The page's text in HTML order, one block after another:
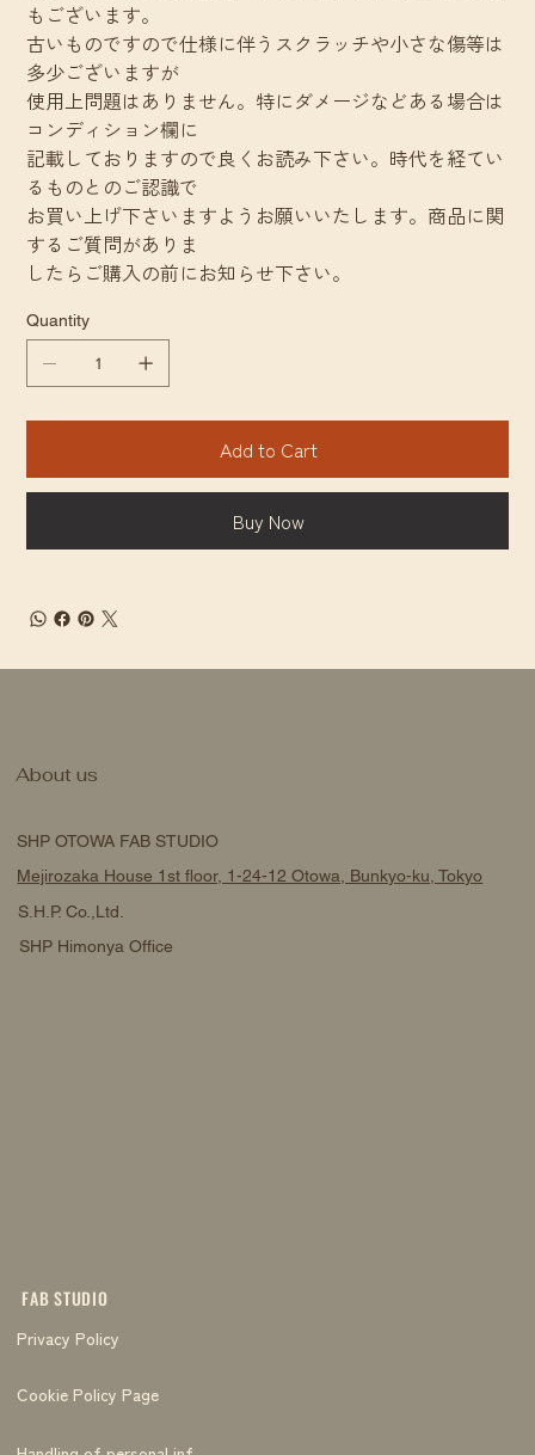
もございます。
古いものですので仕様に伴うスクラッチや小さな傷等は
多少ございますが
使用上問題はありません。特にダメージなどある場合は
コンディション欄に
記載しておりますので良くお読み下さい。時代を経てい
るものとのご認識で
お買い上げ下さいますようお願いいたします。商品に関
するご質問がありま
したらご購入の前にお知らせ下さい。
Quantity
Add to Cart
Buy Now
FAB STUDIO
Privacy Policy
Cookie Policy Page
SHP OTOWA FAB STUDIO
Mejirozaka House 1st floor, 1-24-12 Otowa, Bunkyo-ku, Tokyo
S.H.P. Co.,Ltd.
SHP Himonya Office
About us